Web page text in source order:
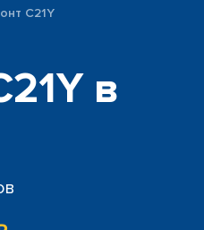
C21Y
в